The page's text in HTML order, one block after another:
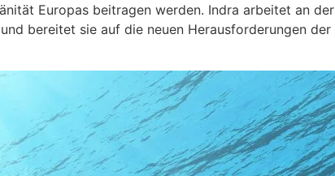
Europas beitragen werden. Indra arbeitet an der
bereitet sie auf die neuen Herausforderungen der